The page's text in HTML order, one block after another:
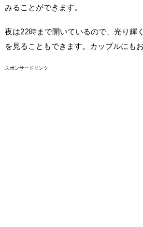
みることができます。
夜は22時まで開いているので、光り輝
を見ることもできます。カップルにもお
スポンサードリンク